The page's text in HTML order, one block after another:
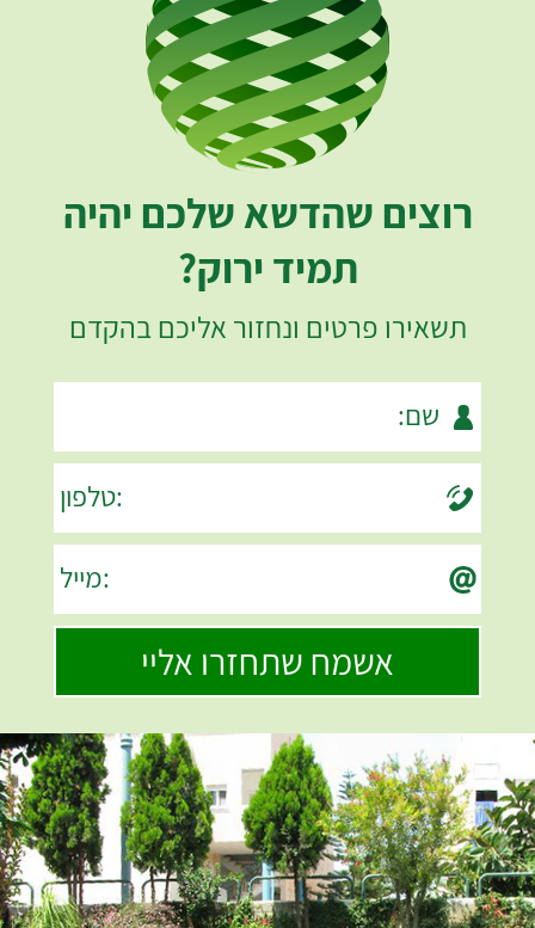
רוצים שהדשא שלכם יהיה
תמיד ירוק?
תשאירו פרטים ונחזור אליכם בהקדם